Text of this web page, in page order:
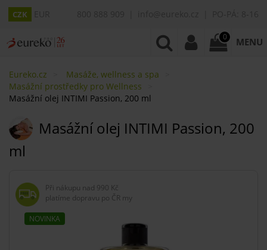
CZK
0 MENU
Eureko.cz
Masáže, wellness a spa
Masážní prostředky pro Wellness
Masážní olej INTIMI Passion, 200 ml
Masážní olej INTIMI Passion, 200
ml
Při nákupu nad 990 Kč
platíme dopravu po ČR my
NOVINKA